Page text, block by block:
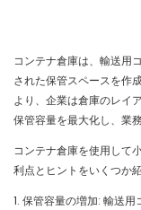
コンテナ倉庫は、輸送用
された保管スペースを作
より、企業は倉庫のレイ
保管容量を最大化し、業
コンテナ倉庫を使用して
利点とヒントをいくつか
1. 保管容量の増加: 輸送